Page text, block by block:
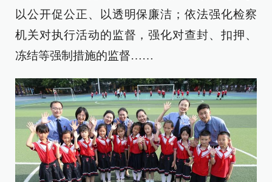
以公开促公正、以透明保廉洁；依法强化检察
机关对执行活动的监督，强化对查封、扣押、
冻结等强制措施的监督……